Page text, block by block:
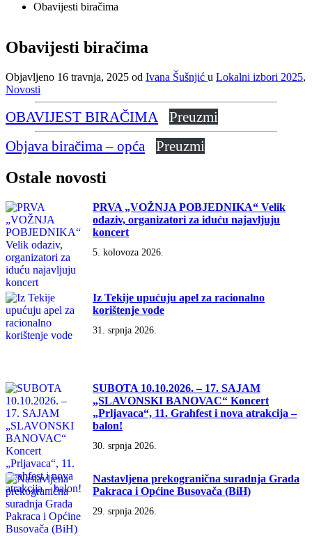
Obavijesti biračima
Obavijesti biračima
Objavljeno 16 travnja, 2025 od Ivana Šušnjić u Lokalni izbori 2025,
Novosti
OBAVIJEST BIRAČIMA
Preuzmi
Objava biračima – opća
Preuzmi
Ostale novosti
PRVA „VOŽNJA POBJEDNIKA“ Velik
odaziv, organizatori za iduću najavljuju
koncert
5. kolovoza 2026.
Iz Tekije upućuju apel za racionalno
korištenje vode
31. srpnja 2026.
SUBOTA 10.10.2026. – 17. SAJAM
„SLAVONSKI BANOVAC“ Koncert
„Prljavaca“, 11. Grahfest i nova atrakcija –
balon!
30. srpnja 2026.
Nastavljena prekogranična suradnja Grada
Pakraca i Općine Busovača (BiH)
29. srpnja 2026.